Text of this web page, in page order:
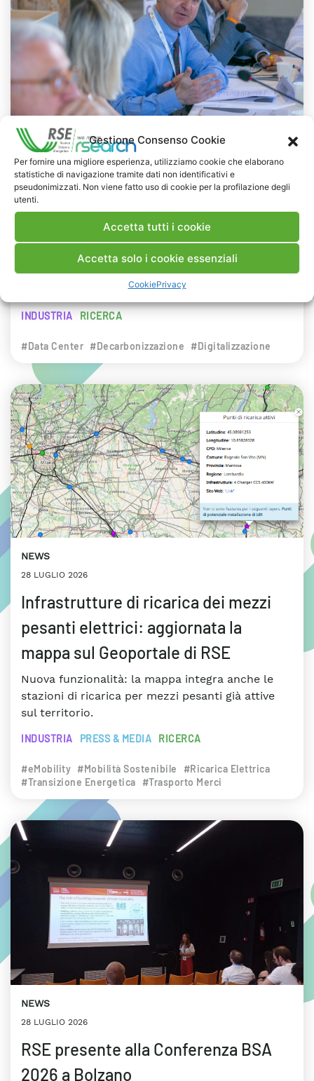
Gestione Consenso Cookie
Per fornire una migliore esperienza, utilizziamo cookie che elaborano
statistiche di navigazione tramite dati non identificativi e
pseudonimizzati. Non viene fatto uso di cookie per la profilazione degli
utenti.
Accetta tutti i cookie
Accetta solo i cookie essenziali
CookiePrivacy
NEWS
29 LUGLIO 2026
Presentazione del Rapporto Innov-E
RSE è intervenuta sul tema dell’innovazione
energetica nell’ambito del convegno targato I-
INDUSTRIA RICERCA
#Data Center #Decarbonizzazione #Digitalizzazione
NEWS
28 LUGLIO 2026
Infrastrutture di ricarica dei mezzi
pesanti elettrici: aggiornata la
mappa sul Geoportale di RSE
Nuova funzionalità: la mappa integra anche le
stazioni di ricarica per mezzi pesanti già attive
sul territorio.
INDUSTRIA PRESS & MEDIA RICERCA
#eMobility #Mobilità Sostenibile
#Ricarica Elettrica
#Transizione Energetica
#Trasporto Merci
NEWS
28 LUGLIO 2026
RSE presente alla Conferenza BSA
2026 a Bolzano